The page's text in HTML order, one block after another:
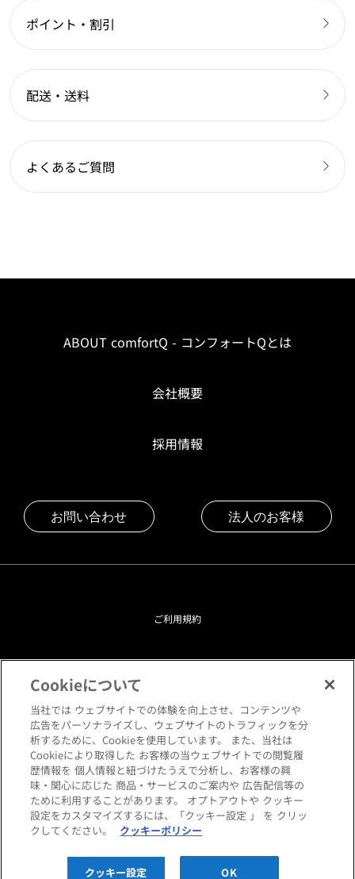
ポイント・割引
配送・送料
よくあるご質問
ABOUT comfortQ - コンフォートQとは
会社概要
採用情報
お問い合わせ 法人のお客様
Copyright © HANKYU HOME STYLING Co.,LTD All rights reserved.
ご利用規約
プライバシーポリシー
クッキーポリシー
閲覧環境について
サイトマップ
Cookieについて
当社では ウェブサイトでの体験を向上させ、コンテンツや
広告をパーソナライズし、ウェブサイトのトラフィックを分
析するために、Cookieを使用しています。 また、当社は
Cookieにより取得した お客様の当ウェブサイトでの閲覧履
歴情報を 個人情報と紐づけたうえで分析し、お客様の興
味・関心に応じた 商品・サービスのご案内や 広告配信等の
ために利用することがあります。 オプトアウトや クッキー
設定をカスタマイズするには、「クッキー設定 」 を クリッ
クしてください。
クッキーポリシー
クッキー設定 OK